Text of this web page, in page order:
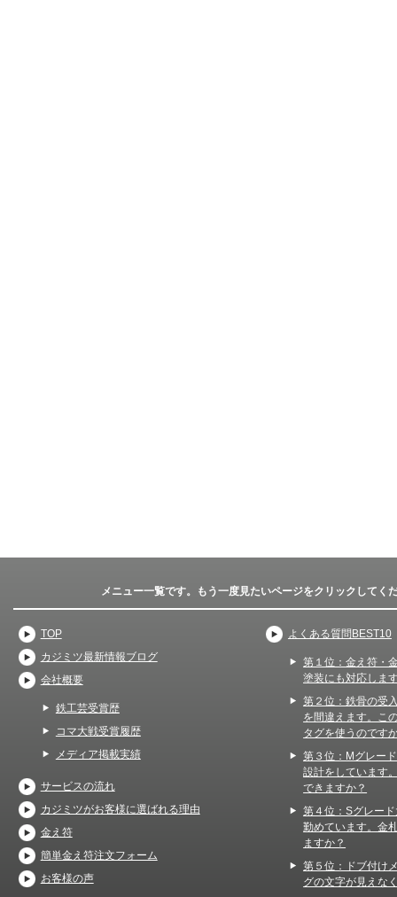
メニュー一覧です。もう一度見たいページをクリックしてく
TOP
カジミツ最新情報ブログ
会社概要
鉄工芸受賞歴
コマ大戦受賞履歴
メディア掲載実績
サービスの流れ
カジミツがお客様に選ばれる理由
金え符
簡単金え符注文フォーム
お客様の声
よくある質問BEST10
第１位：金え符・
塗装にも対応しま
第２位：鉄骨の受
を間違えます。こ
タグを使うのです
第３位：Mグレー
設計をしています
できますか？
第４位：Sグレー
勤めています。金
ますか？
第５位：ドブ付け
グの文字が見えな